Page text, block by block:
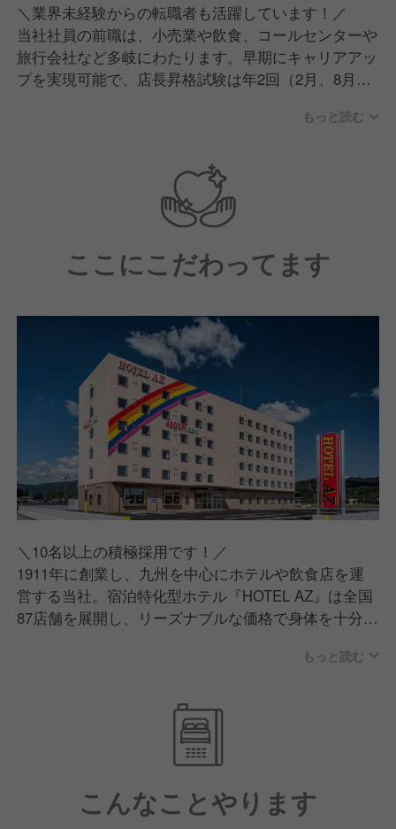
＼業界未経験からの転職者も活躍しています！／
当社社員の前職は、小売業や飲食、コールセンターや
旅行会社など多岐にわたります。早期にキャリアアッ
プを実現可能で、店長昇格試験は年2回（2月、8月）
意欲があれば、どんな方でも活躍できる環境です。
□テキパキとした接客スタイルを好む方
□サービス業でキャリアを築きたい方
□プライベートも大切にしながら働きたい方
もっと読む
ここにこだわってます
＼10名以上の積極採用です！／
1911年に創業し、九州を中心にホテルや飲食店を運
営する当社。宿泊特化型ホテル『HOTEL AZ』は全国
87店舗を展開し、リーズナブルな価格で身体を十分に
利用くださるリピーターのお客様が多く、業績は好
じめ飲食店も多数運営しています。
今後も積極的に新たな店舗を展開していく予定。それ
に備えて、組織体制を強化することになりました。ポ
ジションが増えていることもあり、キャリアアップを
目指す方のご期待に沿えると思います。初めてサービ
ス業に挑戦する、という方も大歓迎です！
もっと読む
こんなことやります